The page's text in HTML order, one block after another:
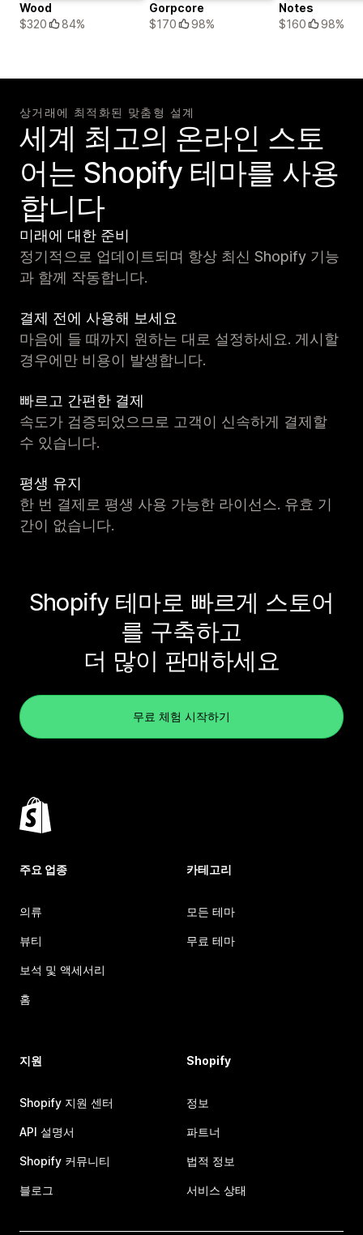
Wood
$320
84%
Gorpcore
$170
98%
Notes
$160
98%
상거래에 최적화된 맞춤형 설계
세계 최고의 온라인 스토
어는 Shopify 테마를 사용
합니다
미래에 대한 준비
정기적으로 업데이트되며 항상 최신 Shopify 기능
과 함께 작동합니다.
결제 전에 사용해 보세요
마음에 들 때까지 원하는 대로 설정하세요. 게시할
경우에만 비용이 발생합니다.
빠르고 간편한 결제
속도가 검증되었으므로 고객이 신속하게 결제할
수 있습니다.
평생 유지
한 번 결제로 평생 사용 가능한 라이선스. 유효 기
간이 없습니다.
Shopify 테마로 빠르게 스토어
를 구축하고
더 많이 판매하세요
무료 체험 시작하기
주요 업종
의류
뷰티
보석 및 액세서리
홈
카테고리
모든 테마
무료 테마
지원
Shopify 지원 센터
API 설명서
Shopify 커뮤니티
블로그
Shopify
정보
파트너
법적 정보
서비스 상태